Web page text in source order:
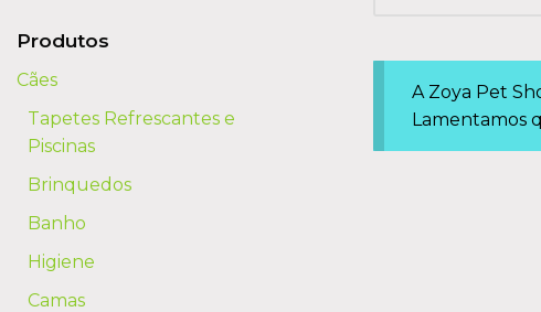
Produtos
Cães
Tapetes Refrescantes e
Piscinas
Brinquedos
Banho
Higiene
Camas
A Zoya Pet
Lamentamos